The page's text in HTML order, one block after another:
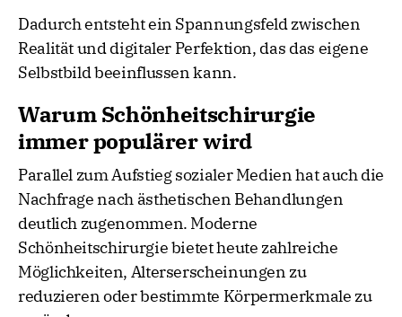
Dadurch entsteht ein Spannungsfeld zwischen
Realität und digitaler Perfektion, das das eigene
Selbstbild beeinflussen kann.
Warum Schönheitschirurgie
immer populärer wird
Parallel zum Aufstieg sozialer Medien hat auch die
Nachfrage nach ästhetischen Behandlungen
deutlich zugenommen. Moderne
Schönheitschirurgie bietet heute zahlreiche
Möglichkeiten, Alterserscheinungen zu
reduzieren oder bestimmte Körpermerkmale zu